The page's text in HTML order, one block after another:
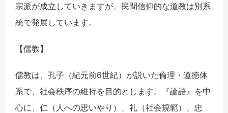
宗派が成立していきますが、民間信仰的な道教は別系
統で発展しています。
【儒教】
儒教は、孔子（紀元前6世紀）が説いた倫理・道徳体
系で、社会秩序の維持を目的とします。『論語』を中
心に、仁（人への思いやり）、礼（社会規範）、忠